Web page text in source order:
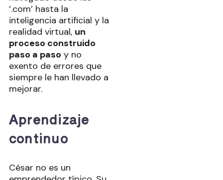
‘.com’ hasta la
inteligencia artificial y la
realidad virtual, un
proceso construido
paso a paso y no
exento de errores que
siempre le han llevado a
mejorar.
Aprendizaje
continuo
César no es un